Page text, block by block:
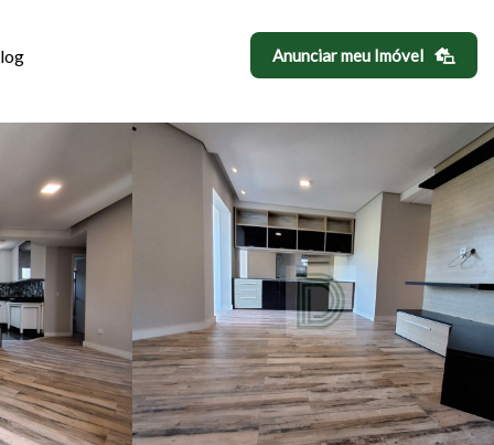
Anunciar meu Imóvel
INDIANA,